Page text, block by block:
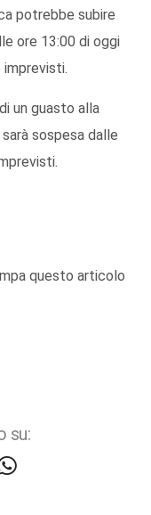
potrebbe subire
ore 13:00 di oggi
imprevisti.
un guasto alla
sospesa dalle
questo articolo
su: